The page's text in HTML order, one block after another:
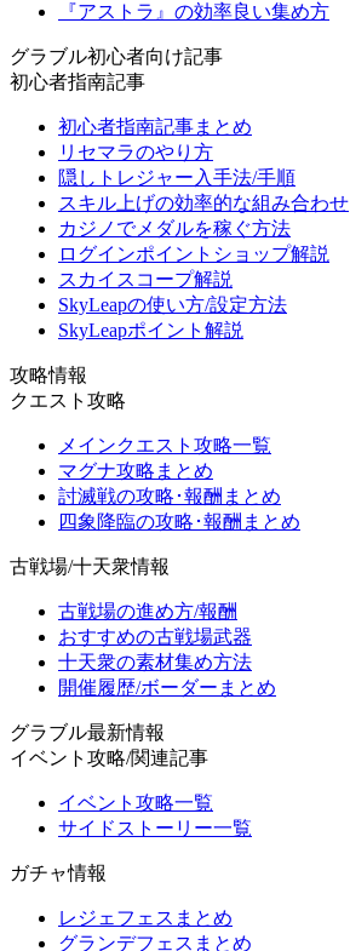
『アストラ』の効率良い集め方
グラブル初心者向け記事
初心者指南記事
初心者指南記事まとめ
リセマラのやり方
隠しトレジャー入手法/手順
スキル上げの効率的な組み合わせ
カジノでメダルを稼ぐ方法
ログインポイントショップ解説
スカイスコープ解説
SkyLeapの使い方/設定方法
SkyLeapポイント解説
攻略情報
クエスト攻略
メインクエスト攻略一覧
マグナ攻略まとめ
討滅戦の攻略･報酬まとめ
四象降臨の攻略･報酬まとめ
古戦場/十天衆情報
古戦場の進め方/報酬
おすすめの古戦場武器
十天衆の素材集め方法
開催履歴/ボーダーまとめ
グラブル最新情報
イベント攻略/関連記事
イベント攻略一覧
サイドストーリー一覧
ガチャ情報
レジェフェスまとめ
グランデフェスまとめ